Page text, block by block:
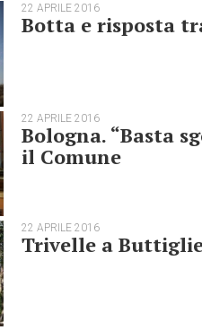
22 APRILE 2016
Botta e risposta
22 APRILE 2016
Bologna. “Basta
il Comune
22 APRILE 2016
Trivelle a